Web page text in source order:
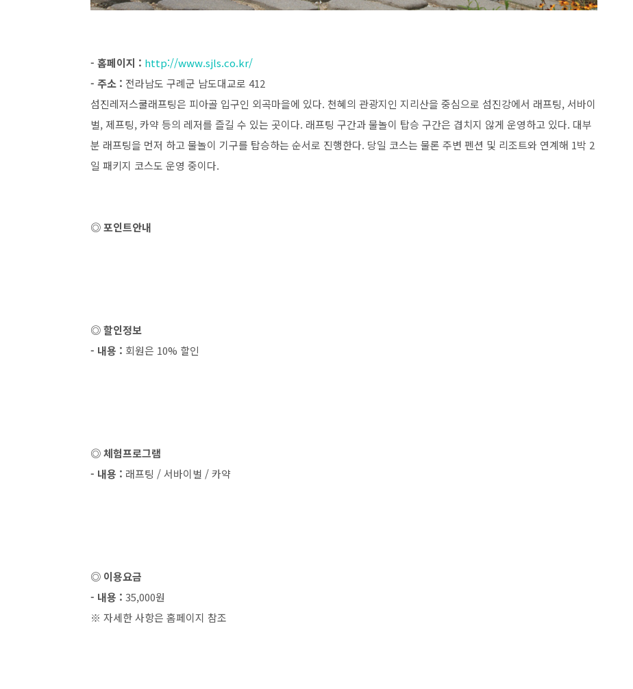
- 홈페이지 : http://www.sjls.co.kr/
- 주소 : 전라남도 구례군 남도대교로 412
섬진레저스쿨래프팅은 피아골 입구인 외곡마을에 있다. 천혜의 관광지인 지리산을 중심으로 섬진강에서 래프팅, 서바이
벌, 제프팅, 카약 등의 레저를 즐길 수 있는 곳이다. 래프팅 구간과 물놀이 탑승 구간은 겹치지 않게 운영하고 있다. 대부
분 래프팅을 먼저 하고 물놀이 기구를 탑승하는 순서로 진행한다. 당일 코스는 물론 주변 펜션 및 리조트와 연계해 1박 2
일 패키지 코스도 운영 중이다.
◎ 포인트안내
◎ 할인정보
- 내용 : 회원은 10% 할인
◎ 체험프로그램
- 내용 : 래프팅 / 서바이벌 / 카약
◎ 이용요금
- 내용 : 35,000원
※ 자세한 사항은 홈페이지 참조